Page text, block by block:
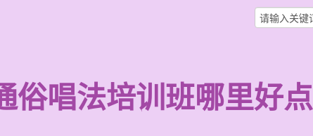
俗唱法培训班哪里好点